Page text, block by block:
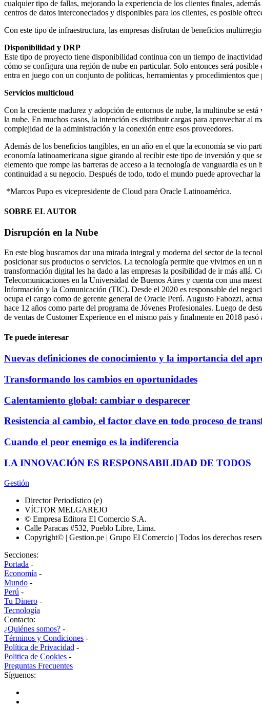
cualquier tipo de fallas, mejorando la experiencia de los clientes finales,
centros de datos interconectados y disponibles para los clientes, es posible
Con este tipo de infraestructura, las empresas disfrutan de beneficios
Disponibilidad y DRP
Este tipo de proyecto tiene disponibilidad continua con un tiempo de
cómo se configura una región de nube en particular. Solo entonces será
entra en juego con un conjunto de políticas, herramientas y procedimientos
Servicios multicloud
Con la creciente madurez y adopción de entornos de nube, la multinube se
la nube. En muchos casos, la intención es distribuir cargas para aprovechar al
complejidad de la administración y la conexión entre esos proveedores.
Además de los beneficios tangibles, en un año en el que la economía se vio
economía latinoamericana sigue girando al recibir este tipo de inversión y que
elemento que rompe las barreras de acceso a la tecnología de vanguardia es
continuidad a su negocio. Después de todo, todo el mundo puede aprovechar
*Marcos Pupo es vicepresidente de Cloud para Oracle Latinoamérica.
SOBRE EL AUTOR
Disrupción en la Nube
En este blog buscamos dar una mirada integral y moderna del sector de la
posicionar sus productos o servicios. La tecnología permite que vivimos en
transformación digital les ha dado a las empresas la posibilidad de ir más allá.
Telecomunicaciones en la Universidad de Buenos Aires y cuenta con una
Información y la Comunicación (TIC). Desde el 2020 es responsable del
ocupa el cargo como de gerente general de Oracle Perú. Augusto Fabozzi,
hace 12 años como parte del programa de Jóvenes Profesionales. Luego de
de ventas de Customer Experience en el mismo país y finalmente en 2018
Te puede interesar
Nuevas definiciones de conocimiento y la importancia del
Transformando los cambios en oportunidades
Calentamiento global: cambiar o desparecer
Resistencia al cambio, el factor clave en todo proceso de
Cuando el peor enemigo es la indiferencia
LA INNOVACIÓN ES RESPONSABILIDAD DE TODOS
Gestión
Director Periodístico (e)
VÍCTOR MELGAREJO
© Empresa Editora El Comercio S.A.
Calle Paracas #532, Pueblo Libre, Lima.
Copyright© | Gestion.pe | Grupo El Comercio | Todos los derechos
Secciones:
Portada -
Economía -
Mundo -
Perú -
Tu Dinero -
Tecnología
Contacto:
¿Quiénes somos? -
Términos y Condiciones -
Política de Privacidad -
Politica de Cookies -
Preguntas Frecuentes
Síguenos: